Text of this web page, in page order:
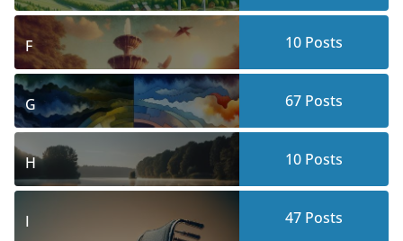
F 10Posts
G 67Posts
H 10Posts
I 47Posts